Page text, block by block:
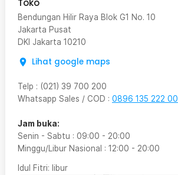
Toko
Bendungan Hilir Raya Blok G1 No. 10
Jakarta Pusat
DKI Jakarta 10210
Lihat google maps
Telp : (021) 39 700 200
Whatsapp Sales / COD : 0896 135 222 00
Jam buka:
Senin - Sabtu : 09:00 - 20:00
Minggu/Libur Nasional : 12:00 - 20:00
Idul Fitri: libur